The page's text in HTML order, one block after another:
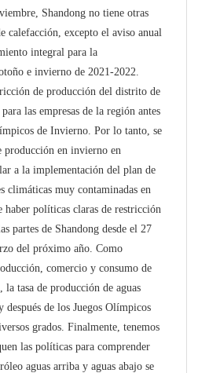
Shandong no tiene otras
calefacción, excepto el aviso anual
integral para la
e invierno de 2021-2022.
de producción del distrito de
las empresas de la región antes
de Invierno. Por lo tanto, se
producción en invierno en
a la implementación del plan de
climáticas muy contaminadas en
haber políticas claras de restricción
partes de Shandong desde el 27
del próximo año. Como
comercio y consumo de
tasa de producción de aguas
después de los Juegos Olímpicos
grados. Finalmente, tenemos
las políticas para comprender
aguas arriba y aguas abajo se